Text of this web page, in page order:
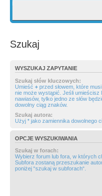
Szukaj
WYSZUKAJ ZAPYTANIE
Szukaj słów kluczowych:
Umieść + przed słowem, które
nie może wystąpić. Jeśli umieścisz
nawiasów, tylko jedno ze słów
dowolny ciąg znaków.
Szukaj autora:
Użyj * jako zamiennika dowolnego
OPCJE WYSZUKIWANIA
Szukaj w forach:
Wybierz forum lub fora, w których
Subfora zostaną przeszukanie
poniżej “szukaj w subforach“.